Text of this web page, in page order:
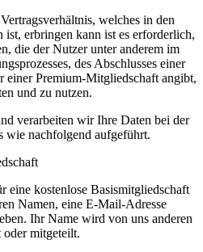
welches in den
ist, erbringen kann ist es erforderlich,
die der Nutzer unter anderem im
des Abschlusses einer
einer Premium-Mitgliedschaft angibt,
und zu nutzen.
verarbeiten wir Ihre Daten bei der
wie nachfolgend aufgeführt.
eine kostenlose Basismitgliedschaft
Namen, eine E-Mail-Adresse
Ihr Name wird von uns anderen
mitgeteilt.